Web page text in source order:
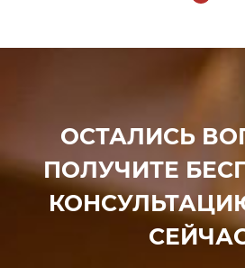
ОСТАЛИСЬ
ПОЛУЧИТЕ